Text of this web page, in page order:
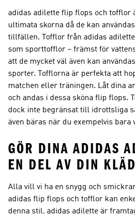
adidas adilette flip flops och tofflor
ultimata skorna då de kan
tillfällen. Tofflor från adidas
som sporttofflor – främst för
att de mycket väl även kan
sporter. Tofflorna är perfekta att
matchen eller träningen. Låt dina
och andas i dessa sköna flip flops.
dock inte begränsat till idrottsliga
även bäras när du exempelvis bara
GÖR DINA ADIDAS
EN DEL AV DIN
Alla vill vi ha en snygg och
adidas flip flops och tofflor kan
denna stil. adidas adilette är